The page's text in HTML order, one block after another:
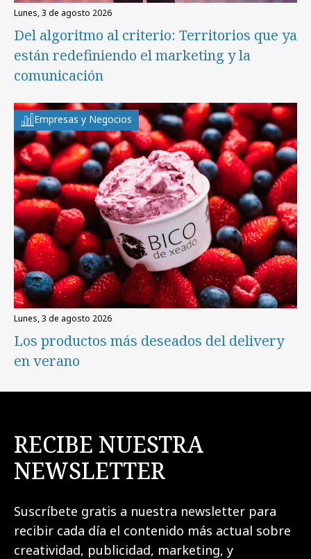
lunes, 3 de agosto 2026
Del algoritmo al criterio: Territorios que ya
están redefiniendo el marketing y la
comunicación
Empresas y Negocios
lunes, 3 de agosto 2026
Los productos más deseados del delivery
en verano
RECIBE NUESTRA
NEWSLETTER
Suscríbete gratis a nuestra newsletter para
recibir cada día el contenido más actual sobre
creatividad, publicidad, marketing, y